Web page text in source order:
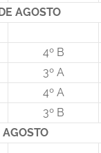
AGOSTO
4º B
3º A
4º A
3º B